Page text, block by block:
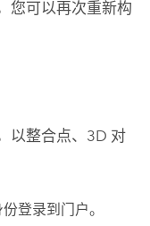
您可以再次重新构
以整合点、3D 对
登录到门户。